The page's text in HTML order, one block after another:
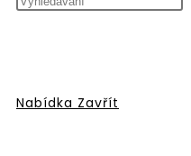
Nabídka Zavřít